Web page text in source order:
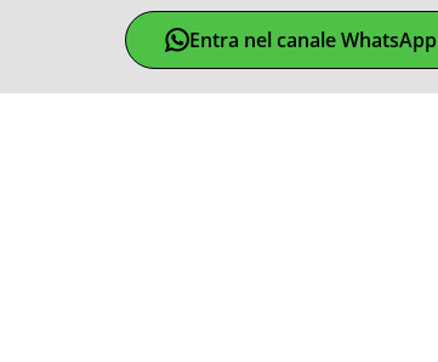
Entra nel canale WhatsApp